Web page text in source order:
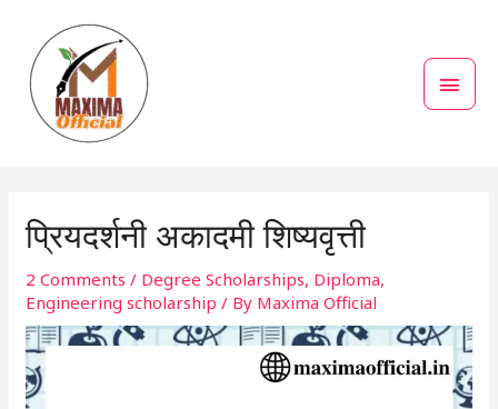
content
प्रियदर्शनी अकादमी शिष्यवृत्ती
2 Comments / Degree Scholarships, Diploma,
Engineering scholarship / By Maxima Official